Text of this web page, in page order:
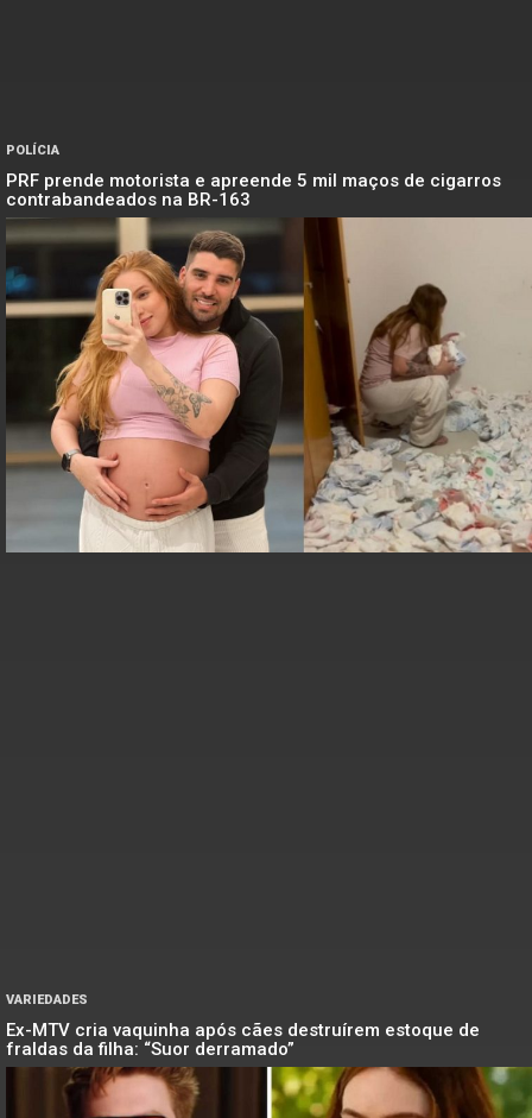
POLÍCIA
PRF prende motorista e apreende 5 mil maços de cigarros
contrabandeados na BR-163
VARIEDADES
Ex-MTV cria vaquinha após cães destruírem estoque de
fraldas da filha: “Suor derramado”